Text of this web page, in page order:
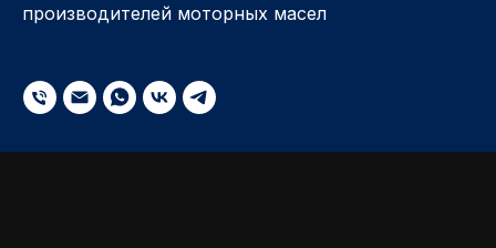
производителей моторных масел